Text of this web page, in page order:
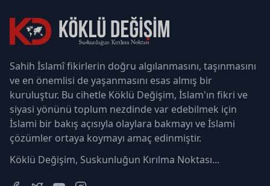
Sahih İslamî fikirlerin doğru algılanmasını, taşınmasını
ve en önemlisi de yaşanmasını esas almış bir
kuruluştur. Bu cihetle Köklü Değişim, İslam'ın fikri ve
siyasi yönünü toplum nezdinde var edebilmek için
İslami bir bakış açısıyla olaylara bakmayı ve İslami
çözümler ortaya koymayı amaç edinmiştir.
Köklü Değişim, Suskunluğun Kırılma Noktası...